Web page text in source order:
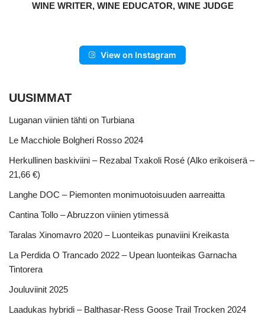
WINE WRITER, WINE EDUCATOR, WINE JUDGE
View on Instagram
UUSIMMAT
Luganan viinien tähti on Turbiana
Le Macchiole Bolgheri Rosso 2024
Herkullinen baskiviini – Rezabal Txakoli Rosé (Alko erikoiserä –
21,66 €)
Langhe DOC – Piemonten monimuotoisuuden aarreaitta
Cantina Tollo – Abruzzon viinien ytimessä
Taralas Xinomavro 2020 – Luonteikas punaviini Kreikasta
La Perdida O Trancado 2022 – Upean luonteikas Garnacha
Tintorera
Jouluviinit 2025
Laadukas hybridi – Balthasar-Ress Goose Trail Trocken 2024